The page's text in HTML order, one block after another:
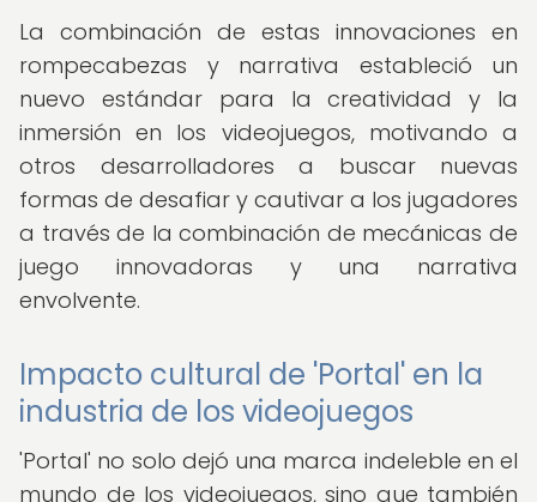
La combinación de estas innovaciones en
rompecabezas y narrativa estableció un
nuevo estándar para la creatividad y la
inmersión en los videojuegos, motivando a
otros desarrolladores a buscar nuevas
formas de desafiar y cautivar a los jugadores
a través de la combinación de mecánicas de
juego innovadoras y una narrativa
envolvente.
Impacto cultural de 'Portal' en la
industria de los videojuegos
'Portal' no solo dejó una marca indeleble en el
mundo de los videojuegos, sino que también